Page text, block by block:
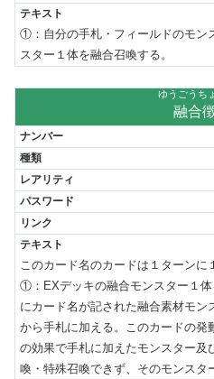
①：自分の手札・フィールドのモン
スター１体を融合召喚する。
ゆうごうち
融合
このカード名のカードは１ターンに
①：EXデッキの融合モンスター１
にカード名が記された融合素材モ
から手札に加える。このカードの発
の効果で手札に加えたモンスター及
喚・特殊召喚できず、そのモンスタ